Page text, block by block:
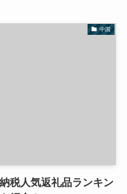
中国
税人気返礼品ランキン